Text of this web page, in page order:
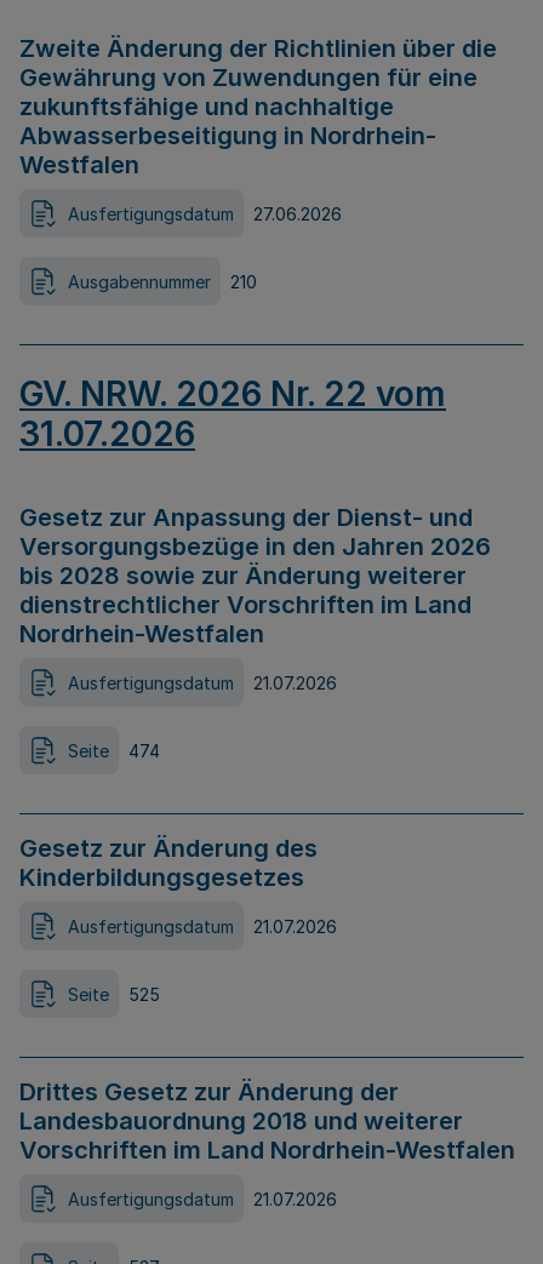
Zweite Änderung der Richtlinien über die
Gewährung von Zuwendungen für eine
zukunftsfähige und nachhaltige
Abwasserbeseitigung in Nordrhein-
Westfalen
Ausfertigungsdatum 27.06.2026
Ausgabennummer 210
GV. NRW. 2026 Nr. 22 vom
31.07.2026
Gesetz zur Anpassung der Dienst- und
Versorgungsbezüge in den Jahren 2026
bis 2028 sowie zur Änderung weiterer
dienstrechtlicher Vorschriften im Land
Nordrhein-Westfalen
Ausfertigungsdatum 21.07.2026
Seite 474
Gesetz zur Änderung des
Kinderbildungsgesetzes
Ausfertigungsdatum 21.07.2026
Seite 525
Drittes Gesetz zur Änderung der
Landesbauordnung 2018 und weiterer
Vorschriften im Land Nordrhein-Westfalen
Ausfertigungsdatum 21.07.2026